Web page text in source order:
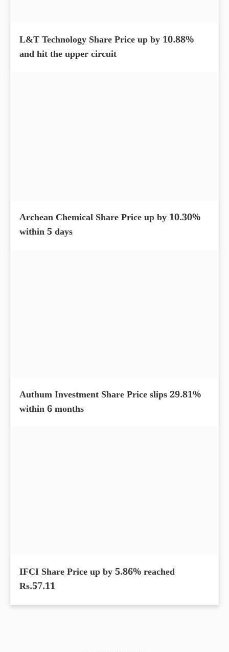
Cholamandalam Finance Share Price up by
4.26%; Delivered 156% return
L&T Technology Share Price up by 10.88%
and hit the upper circuit
Archean Chemical Share Price up by 10.30%
within 5 days
Authum Investment Share Price slips 29.81%
within 6 months